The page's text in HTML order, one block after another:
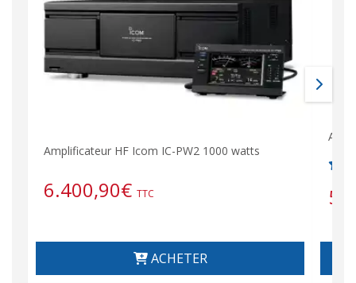
Amplificateur HF Icom IC-PW2 1000 watts
6.400,90€ TTC
ACHETER